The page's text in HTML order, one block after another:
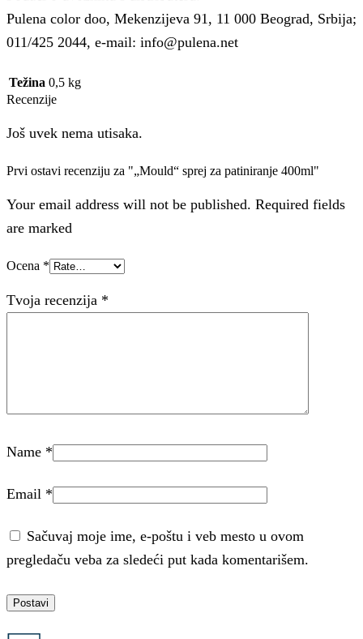
Pulena color doo, Mekenzijeva 91, 11 000 Beograd, Srbija;
011/425 2044, e-mail: info@pulena.net
Težina 0,5 kg
Recenzije
Još uvek nema utisaka.
Prvi ostavi recenziju za "„Mould“ sprej za patiniranje 400ml"
Your email address will not be published. Required fields
are marked
Ocena *
Tvoja recenzija *
Name *
Email *
Sačuvaj moje ime, e-poštu i veb mesto u ovom
pregledaču veba za sledeći put kada komentarišem.